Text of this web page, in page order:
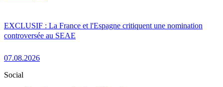
EXCLUSIF : La France et l'Espagne critiquent une nomination
controversée au SEAE
07.08.2026
Social